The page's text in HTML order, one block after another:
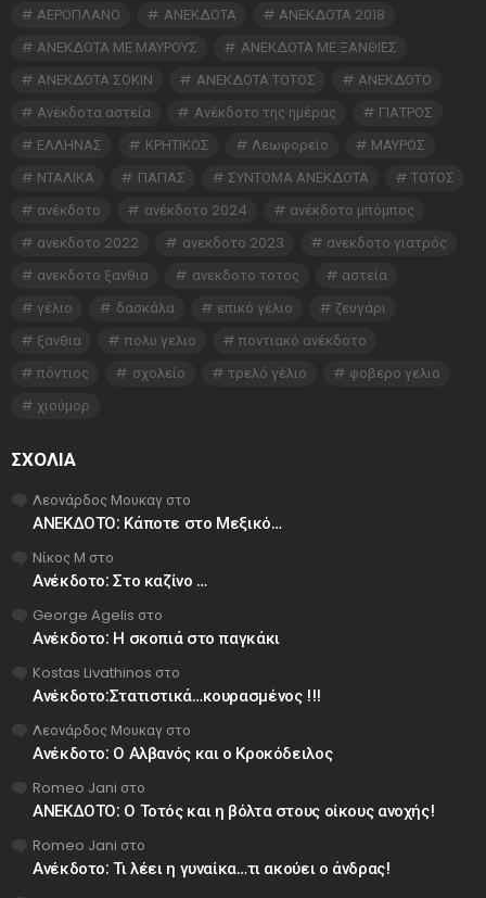
ΑΕΡΟΠΛΑΝΟ
ΑΝΕΚΔΟΤΑ
ΑΝΕΚΔΟΤΑ 2018
ΑΝΕΚΔΟΤΑ ΜΕ ΜΑΥΡΟΥΣ
ΑΝΕΚΔΟΤΑ ΜΕ ΞΑΝΘΙΕΣ
ΑΝΕΚΔΟΤΑ ΣΟΚΙΝ
ΑΝΕΚΔΟΤΑ ΤΟΤΟΣ
ΑΝΕΚΔΟΤΟ
Ανέκδοτα αστεία
Ανέκδοτο της ημέρας
ΓΙΑΤΡΟΣ
ΕΛΛΗΝΑΣ
ΚΡΗΤΙΚΟΣ Λεωφορείο
ΜΑΥΡΟΣ
ΝΤΑΛΙΚΑ
ΠΑΠΑΣ ΣΥΝΤΟΜΑ ΑΝΕΚΔΟΤΑ
ΤΟΤΟΣ
ανέκδοτο
ανέκδοτο 2024
ανέκδοτο μπόμπος
ανεκδοτο 2022
ανεκδοτο 2023
ανεκδοτο γιατρός
ανεκδοτο ξανθια
ανεκδοτο τοτος
αστεία
γέλιο
δασκάλα επικό γέλιο
ζευγάρι
ξανθια
πολυ γελιο
ποντιακό ανέκδοτο
πόντιος
σχολείο τρελό γέλιο
φοβερο γελιο
χιούμορ
ΣΧΌΛΙΑ
Λεονάρδος Μουκαγ στο
ΑΝΕΚΔΟΤΟ: Κάποτε στο Μεξικό…
Νίκος Μ στο
Ανέκδοτο: Στο καζίνο …
George Agelis στο
Ανέκδοτο: Η σκοπιά στο παγκάκι
Kostas Livathinos στο
Ανέκδοτο:Στατιστικά…κουρασμένος !!!
Λεονάρδος Μουκαγ στο
Ανέκδοτο: Ο Αλβανός και ο Κροκόδειλος
Romeo Jani στο
ΑΝΕΚΔΟΤΟ: Ο Τοτός και η βόλτα στους οίκους ανοχής!
Romeo Jani στο
Ανέκδοτο: Τι λέει η γυναίκα…τι ακούει ο άνδρας!